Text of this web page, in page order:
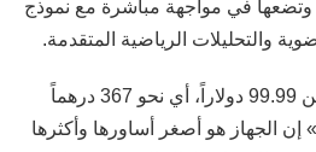
وتضعها في مواجهة مباشرة مع نموذج
ويبدأ سعر السوار الجديد من 99.99 دولاراً، أي نحو 367 درهماً
إن الجهاز هو أصغر أساورها وأكثرها